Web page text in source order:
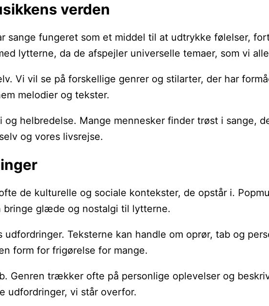
verden
fungeret som et middel til at udtrykke følelser,
lytterne, da de afspejler universelle temaer, som vi
Vi vil se på forskellige genrer og stilarter, der har
melodier og tekster.
helbredelse. Mange mennesker finder trøst i
og vores livsrejse.
de kulturelle og sociale kontekster, de opstår i.
glæde og nostalgi til lytterne.
Teksterne kan handle om oprør, tab og
form for frigørelse for mange.
trækker ofte på personlige oplevelser og
udfordringer, vi står overfor.